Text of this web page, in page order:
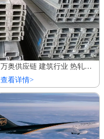
万奥供应链 建筑行业 热轧镀锌槽钢 欢迎到厂参观
查看详情>